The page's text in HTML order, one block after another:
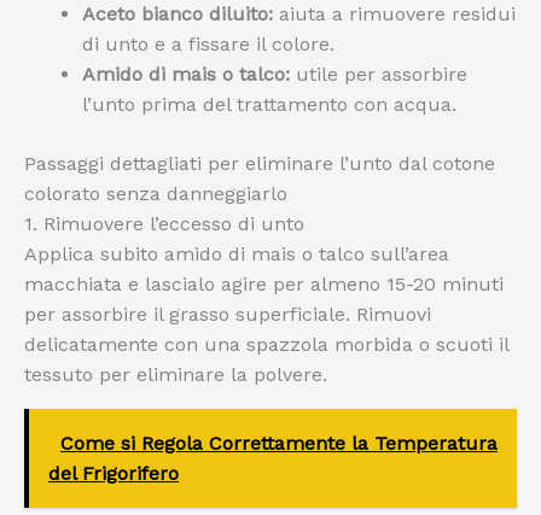
Aceto bianco diluito: aiuta a rimuovere residui
di unto e a fissare il colore.
Amido di mais o talco: utile per assorbire
l’unto prima del trattamento con acqua.
Passaggi dettagliati per eliminare l’unto dal cotone
colorato senza danneggiarlo
1. Rimuovere l’eccesso di unto
Applica subito amido di mais o talco sull’area
macchiata e lascialo agire per almeno 15-20 minuti
per assorbire il grasso superficiale. Rimuovi
delicatamente con una spazzola morbida o scuoti il
tessuto per eliminare la polvere.
Come si Regola Correttamente la Temperatura
del Frigorifero